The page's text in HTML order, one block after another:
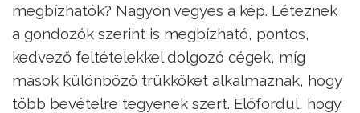
megbízhatók? Nagyon vegyes a kép. Léteznek
a gondozók szerint is megbízható, pontos,
kedvező feltételekkel dolgozó cégek, míg
mások különböző trükköket alkalmaznak, hogy
több bevételre tegyenek szert. Előfordul, hogy